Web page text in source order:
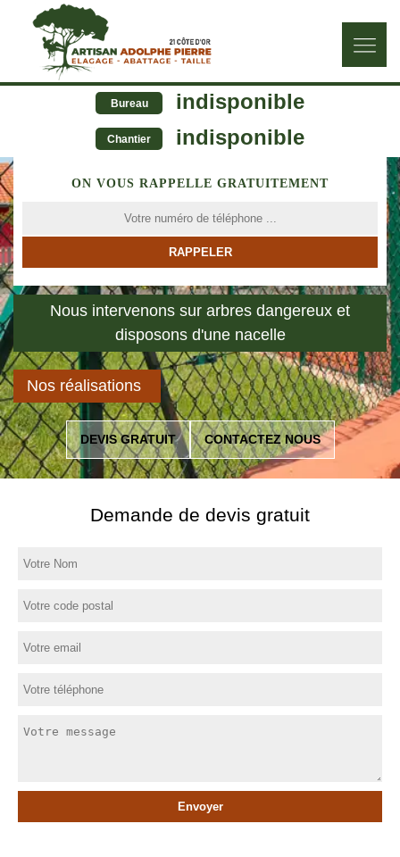
Bureau indisponible
Chantier indisponible
ON VOUS RAPPELLE GRATUITEMENT
Nous intervenons sur arbres dangereux et
disposons d'une nacelle
Nos réalisations
DEVIS GRATUIT CONTACTEZ NOUS
Demande de devis gratuit